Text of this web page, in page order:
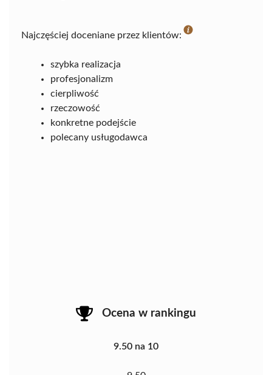
Najczęściej doceniane przez klientów:
szybka realizacja
profesjonalizm
cierpliwość
rzeczowość
konkretne podejście
polecany usługodawca
Ocena w rankingu
9.50 na 10